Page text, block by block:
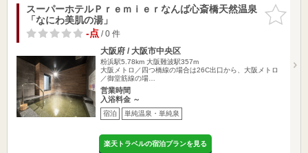
お気に入
りに追加
スーパーホテルＰｒｅｍｉｅｒなんば心斎橋天然温泉
「なにわ美肌の湯」
-点/ 0 件
大阪府 / 大阪市中央区
粉浜駅5.78km 大阪難波駅357m
大阪メトロ／四つ橋線の場合は26C出口から、大阪メトロ
／御堂筋線の場…
営業時間
入浴料金 ～
宿泊 単純温泉・単純泉
楽天トラベルの宿泊プランを見る